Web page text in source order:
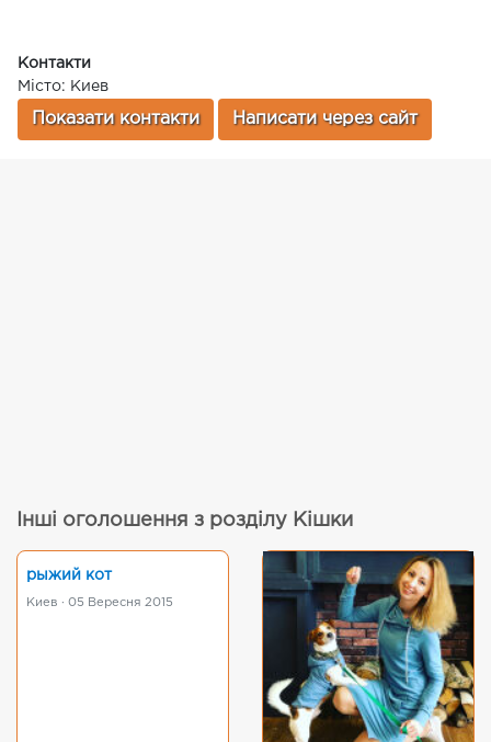
Контакти
Місто: Киев
Показати контакти Написати через сайт
Інші оголошення з розділу Кішки
рыжий кот
Киев · 05 Вересня 2015